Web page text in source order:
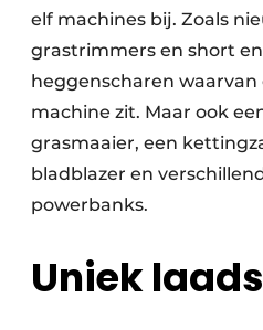
elf machines bij. Zoals
grastrimmers en short
heggenscharen
machine zit. Maar ook
grasmaaier, een
bladblazer en
powerbanks.
Uniek